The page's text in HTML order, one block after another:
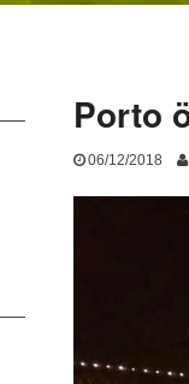
Porto
06/12/2018